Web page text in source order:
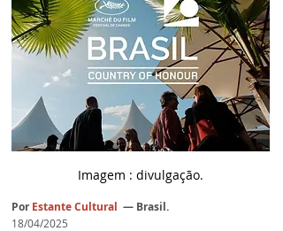
Imagem : divulgação.
Por Estante Cultural — Brasil.
18/04/2025